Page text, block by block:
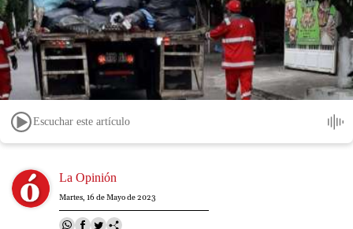
Escuchar este artículo
Image La Opinión
Martes, 16 de Mayo de 2023